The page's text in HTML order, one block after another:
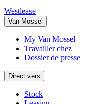
Westlease
Van Mossel
My Van Mossel
Travailler chez
Dossier de presse
Direct vers
Stock